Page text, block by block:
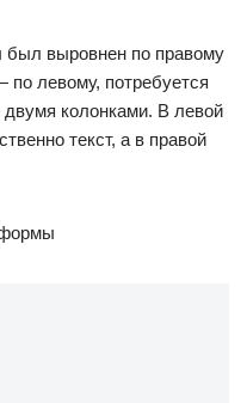
выровнен по правому
левому, потребуется
двумя колонками. В левой
текст, а в правой